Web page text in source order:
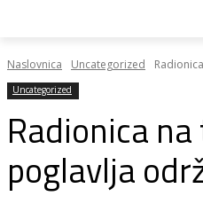
Naslovnica Uncategorized
Uncategorized
Radionica
poglavlja